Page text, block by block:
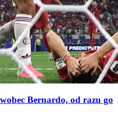
Bernardo, od razu go